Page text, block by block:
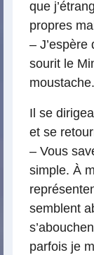
que
propres
– J’espère
sourit le
moustache.
Il se
et se
– Vous
simple. À
semblent
parfois je